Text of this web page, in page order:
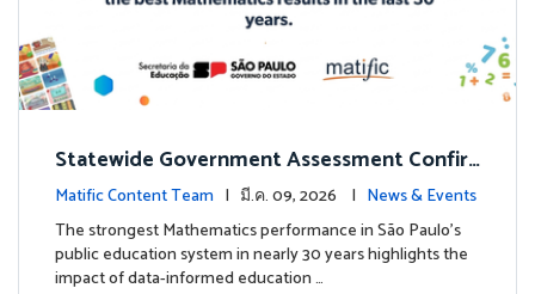
Statewide Government Assessment Confir
ms: Greater Matific Usage Linked to Higher
Math Achievement
Matific Content Team | มี.ค. 09, 2026 | News & Events
The strongest Mathematics performance in São Paulo’s
public education system in nearly 30 years highlights the
impact of data-informed education …